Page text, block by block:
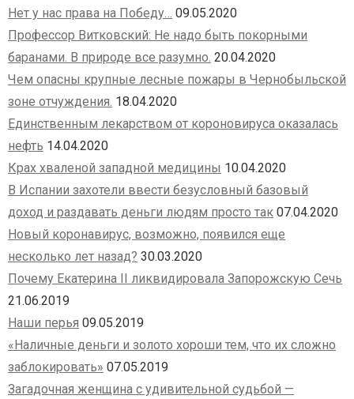
Нет у нас права на Победу…
09.05.2020
Профессор Витковский: Не надо быть покорными
баранами. В природе все разумно. 20.04.2020
Чем опасны крупные лесные пожары в Чернобыльской
зоне отчуждения. 18.04.2020
Единственным лекарством от короновируса оказалась
нефть 14.04.2020
Крах хваленой западной медицины 10.04.2020
В Испании захотели ввести безусловный базовый
доход и раздавать деньги людям просто так 07.04.2020
Новый коронавирус, возможно, появился еще
несколько лет назад? 30.03.2020
Почему Екатерина II ликвидировала Запорожскую Сечь
21.06.2019
Наши перья 09.05.2019
«Наличные деньги и золото хороши тем, что их сложно
заблокировать» 07.05.2019
Загадочная женщина с удивительной судьбой —